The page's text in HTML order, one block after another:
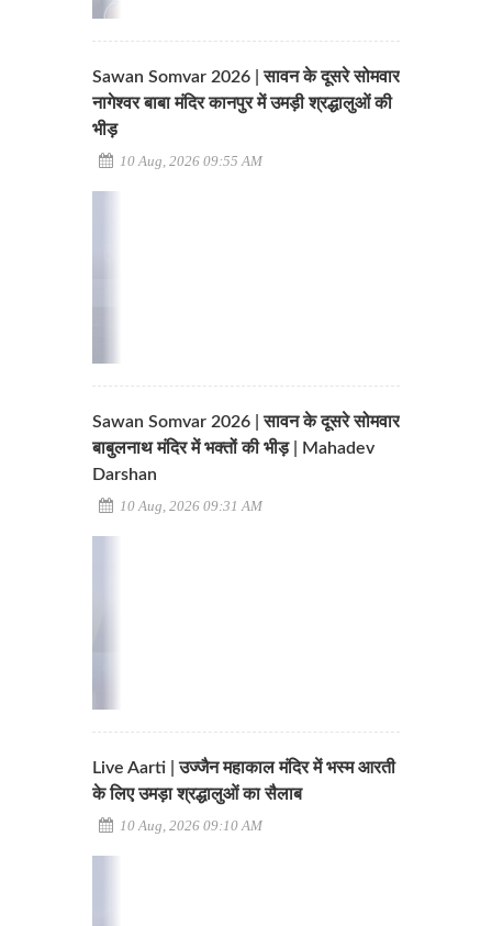
Sawan Somvar 2026 | सावन के दूसरे सोमवार
नागेश्वर बाबा मंदिर कानपुर में उमड़ी श्रद्धालुओं की
भीड़
10 Aug, 2026 09:55 AM
Sawan Somvar 2026 | सावन के दूसरे सोमवार
बाबुलनाथ मंदिर में भक्तों की भीड़ | Mahadev
Darshan
10 Aug, 2026 09:31 AM
Live Aarti | उज्जैन महाकाल मंदिर में भस्म आरती
के लिए उमड़ा श्रद्धालुओं का सैलाब
10 Aug, 2026 09:10 AM